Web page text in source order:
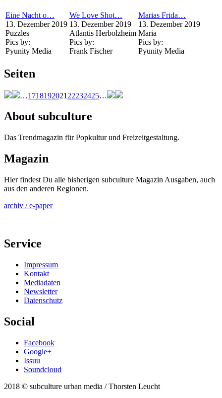
Eine Nacht o…
13. Dezember 2019
Puzzles
Pics by:
Pyunity Media
We Love Shot…
13. Dezember 2019
Atlantis Herbolzheim
Pics by:
Frank Fischer
Marias Frida…
13. Dezember 2019
Maria
Pics by:
Pyunity Media
Seiten
…1718192021 22232425…
About subculture
Das Trendmagazin für Popkultur und Freizeitgestaltung.
Magazin
Hier findest Du alle bisherigen subculture Magazin Ausgaben, auch
aus den anderen Regionen.
archiv / e-paper
Service
Impressum
Kontakt
Mediadaten
Newsletter
Datenschutz
Social
Facebook
Google+
Issuu
Soundcloud
2018 © subculture urban media / Thorsten Leucht